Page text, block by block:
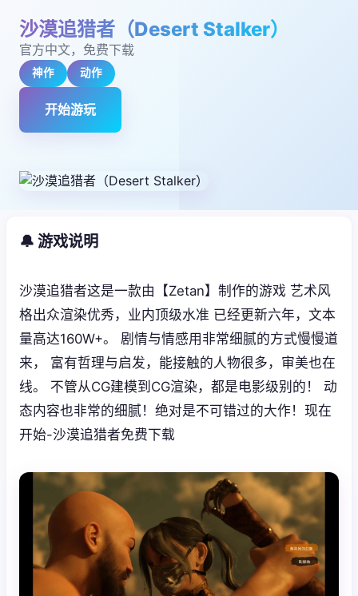
沙漠追猎者（Desert Stalker）
官方中文，免费下载
神作 动作
开始游玩
🔔 游戏说明
沙漠追猎者这是一款由【Zetan】制作的游戏 艺术风
格出众渲染优秀，业内顶级水准 已经更新六年，文本
量高达160W+。 剧情与情感用非常细腻的方式慢慢道
来， 富有哲理与启发，能接触的人物很多，审美也在
线。 不管从CG建模到CG渲染，都是电影级别的！ 动
态内容也非常的细腻！绝对是不可错过的大作！现在
开始-沙漠追猎者免费下载